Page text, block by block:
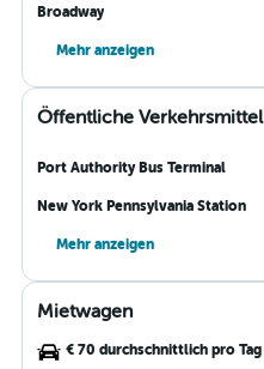
Broadway
Mehr anzeigen
Öffentliche Verkehrsmittel
Port Authority Bus Terminal
New York Pennsylvania Station
Mehr anzeigen
Mietwagen
€ 70 durchschnittlich pro Tag